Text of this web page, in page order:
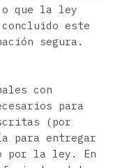
que la ley
este
segura.
con
para
(por
para entregar
por la ley. En